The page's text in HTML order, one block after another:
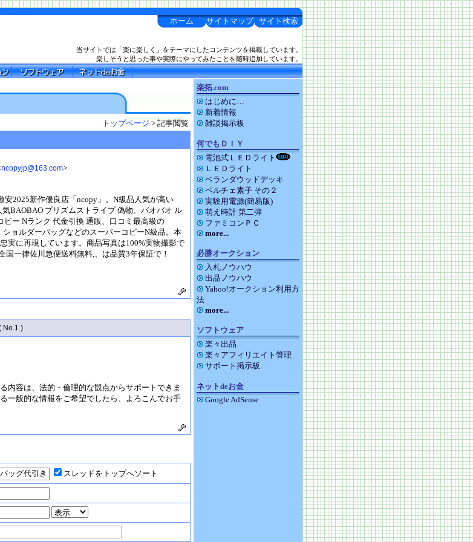
ホーム サイトマップ サイト検索
当サイトでは「楽に楽しく」をテーマにしたコンテンツを掲載しています。
楽しそうと思った事や実際にやってみたことを随時追加しています。
トップページ > 記事閲覧
ncopyjp@163.com>
安2025新作優良店「ncopy」。N級品人気が高い
BAOBAO プリズムストライプ 偽物、バオバオ ル
ピー Nランク 代金引換 通販、口コミ最高級の
ョルダーバッグなどのスーパーコピーN級品。本
実に再現しています。商品写真は100%実物撮影で
一律佐川急便送料無料,、は品質3年保証で！
No.1 )
内容は、法的・倫理的な観点からサポートできま
一般的な情報をご希望でしたら、よろこんでお手
スレッドをトップへソート
楽拓.com
はじめに…
新着情報
雑談掲示板
何でもＤＩＹ
電池式ＬＥＤライト
ＬＥＤライト
ベランダウッドデッキ
ペルチェ素子 その２
実験用電源(簡易版)
萌え時計 第二弾
ファミコンＰＣ
more...
必勝オークション
入札ノウハウ
出品ノウハウ
Yahoo!オークション利用方
法
more...
ソフトウェア
楽々出品
楽々アフィリエイト管理
サポート掲示板
ネットdeお金
Google AdSense